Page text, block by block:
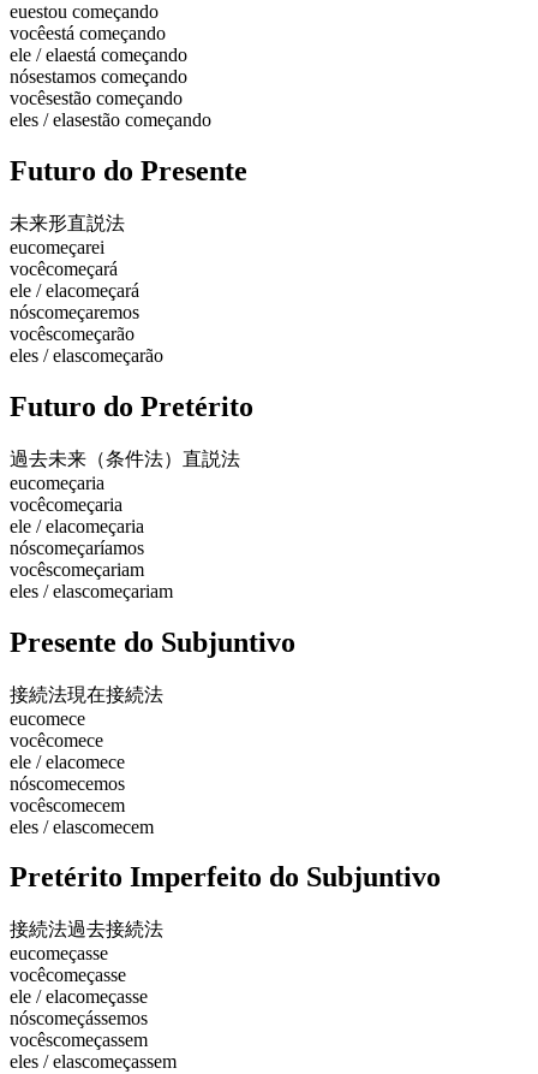
euestou começando
vocêestá começando
ele / elaestá começando
nósestamos começando
vocêsestão começando
eles / elasestão começando
Futuro do Presente
未来形直説法
eucomeçarei
vocêcomeçará
ele / elacomeçará
nóscomeçaremos
vocêscomeçarão
eles / elascomeçarão
Futuro do Pretérito
過去未来（条件法） 直説法
eucomeçaria
vocêcomeçaria
ele / elacomeçaria
nóscomeçaríamos
vocêscomeçariam
eles / elascomeçariam
Presente do Subjuntivo
接続法現在接続法
eucomece
vocêcomece
ele / elacomece
nóscomecemos
vocêscomecem
eles / elascomecem
Pretérito Imperfeito do Subjuntivo
接続法過去接続法
eucomeçasse
vocêcomeçasse
ele / elacomeçasse
nóscomeçássemos
vocêscomeçassem
eles / elascomeçassem